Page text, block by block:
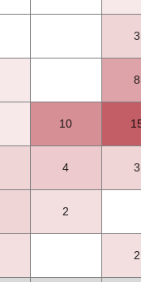
3
8
10 15
4 3
2
2